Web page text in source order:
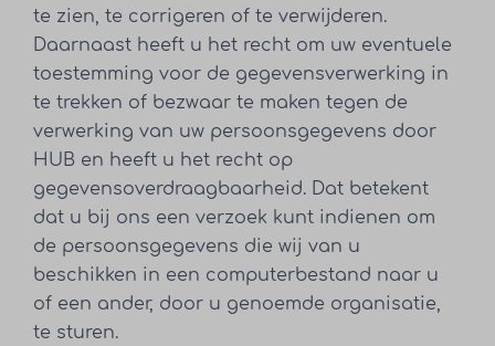
te zien, te corrigeren of te verwijderen.
Daarnaast heeft u het recht om uw eventuele
toestemming voor de gegevensverwerking in
te trekken of bezwaar te maken tegen de
verwerking van uw persoonsgegevens door
HUB en heeft u het recht op
gegevensoverdraagbaarheid. Dat betekent
dat u bij ons een verzoek kunt indienen om
de persoonsgegevens die wij van u
beschikken in een computerbestand naar u
of een ander, door u genoemde organisatie,
te sturen.